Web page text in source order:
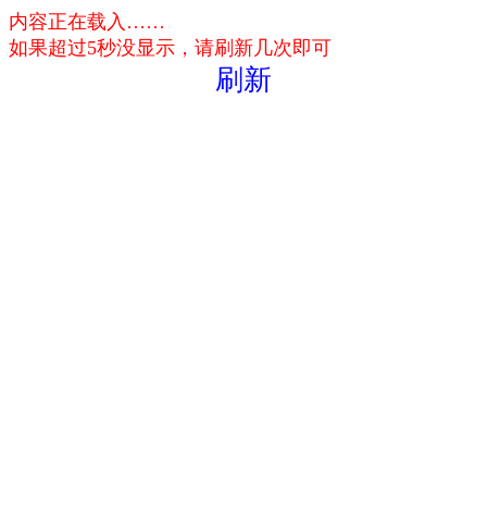
内容正在载入……
如果超过5秒没显示，请刷新几次即可
刷新